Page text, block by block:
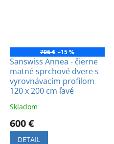
706 € –15 %
Sanswiss Annea - čierne
matné sprchové dvere s
vyrovnávacím profilom
120 x 200 cm ľavé
Skladom
600 €
DETAIL